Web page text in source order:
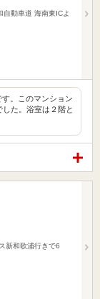
自動車道 海南東ICよ
。このマンション
た。浴室は２階と
新和歌浦行きで6